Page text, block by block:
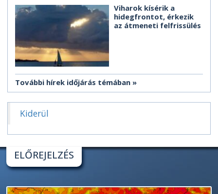
Viharok kísérik a
hidegfrontot, érkezik
az átmeneti felfrissülés
További hírek időjárás témában
Kiderül
ELŐREJELZÉS